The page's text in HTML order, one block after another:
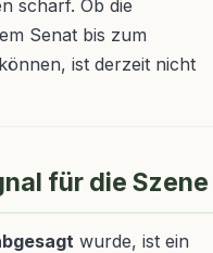
scharf. Ob die
Senat bis zum
ist derzeit nicht
für die Szene
wurde, ist ein